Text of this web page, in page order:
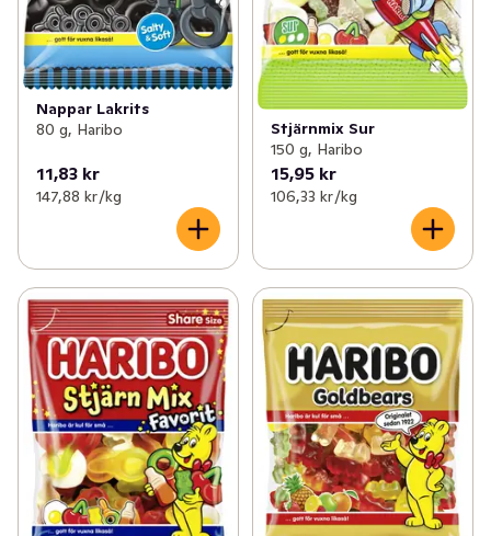
Nappar Lakrits
80 g, Haribo
11,83 kr
147,88 kr /kg
Stjärnmix Sur
150 g, Haribo
15,95 kr
106,33 kr /kg